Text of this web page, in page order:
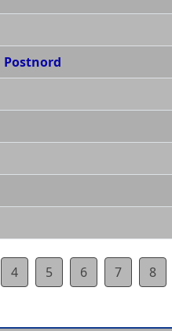
Postnord
4 5 6 7 8